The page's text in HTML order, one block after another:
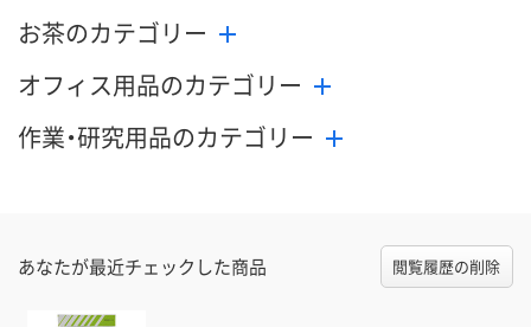
お茶のカテゴリー
オフィス用品のカテゴリー
作業・研究用品のカテゴリー
あなたが最近チェックした商品 閲覧履歴の削除